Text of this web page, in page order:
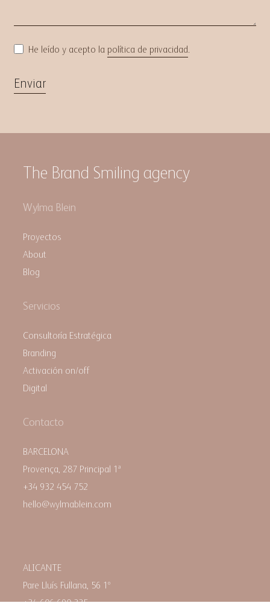
He leído y acepto la política de privacidad.
The Brand Smiling agency
Wylma Blein
Proyectos
About
Blog
Servicios
Consultoría Estratégica
Branding
Activación on/off
Digital
Contacto
BARCELONA
Provença, 287 Principal 1ª
+34 932 454 752
hello@wylmablein.com
ALICANTE
Pare Lluís Fullana, 56 1º
+34 606 690 335